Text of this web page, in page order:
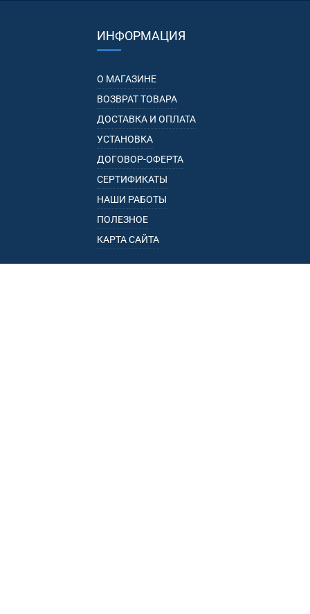
ИНФОРМАЦИЯ
О МАГАЗИНЕ
ВОЗВРАТ ТОВАРА
ДОСТАВКА И ОПЛАТА
УСТАНОВКА
ДОГОВОР-ОФЕРТА
СЕРТИФИКАТЫ
НАШИ РАБОТЫ
ПОЛЕЗНОЕ
КАРТА САЙТА